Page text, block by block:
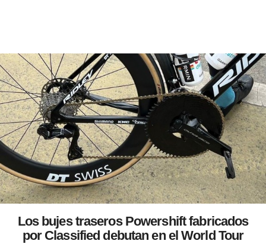
Los bujes traseros Powershift fabricados
por Classified debutan en el World Tour